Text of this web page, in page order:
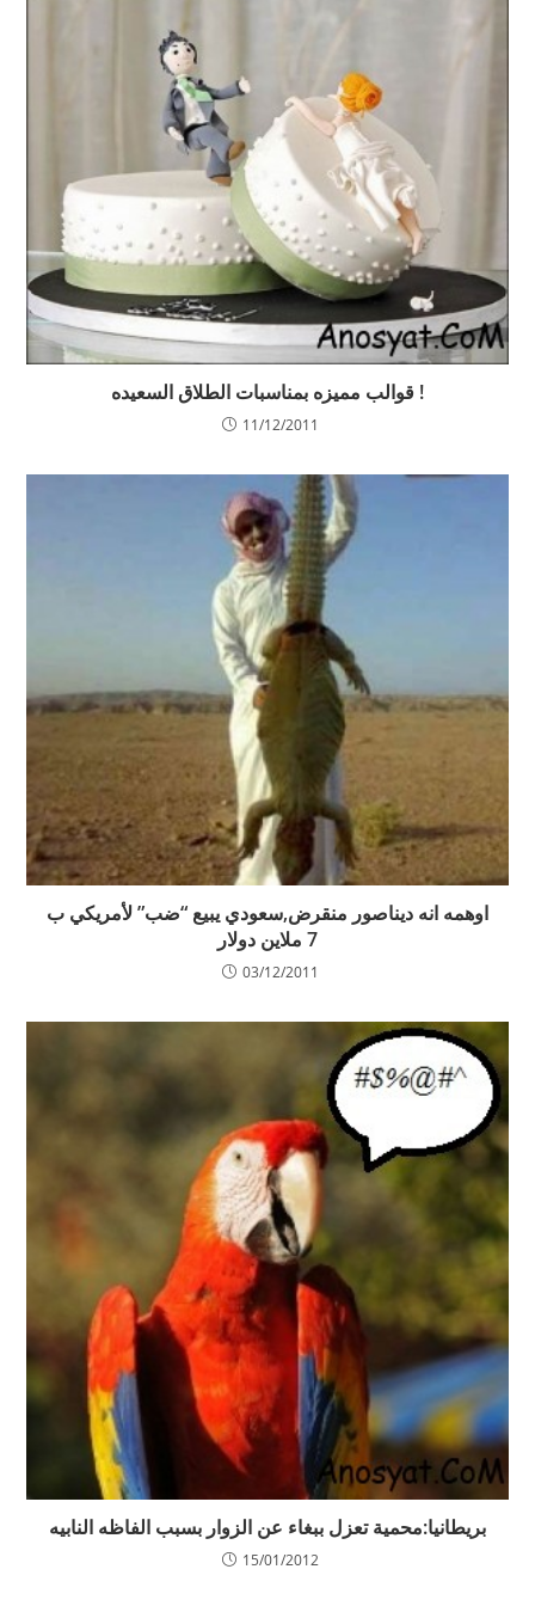
! قوالب مميزه بمناسبات الطلاق السعيده
11/12/2011
اوهمه انه ديناصور منقرض,سعودي يبيع “ضب” لأمريكي ب
7 ملاين دولار
03/12/2011
بريطانيا:محمية تعزل ببغاء عن الزوار بسبب الفاظه النابيه
15/01/2012